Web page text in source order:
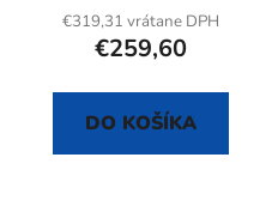
€319,31 vrátane DPH
€259,60
DO KOŠÍKA